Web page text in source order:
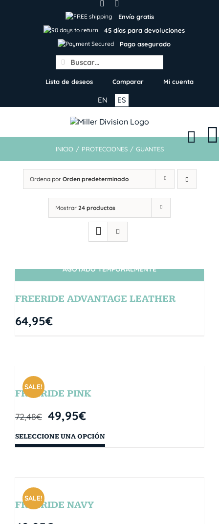
Envío gratis
45 días para devoluciones
Pago asegurado
Search
for:
Lista de deseos Comparar Mi cuenta
ES
EN
INICIO / PROTECCIONES / GUANTES
Ordena por Orden predeterminado
Mostrar 24 productos
SIN STOCK
AGOTADO TEMPORALMENTE
FREERIDE ADVANTAGE LEATHER
64,95€
SALE!
FREERIDE PINK
72,48€ 49,95€
SELECCIONE UNA OPCIÓN
SALE!
FREERIDE NAVY